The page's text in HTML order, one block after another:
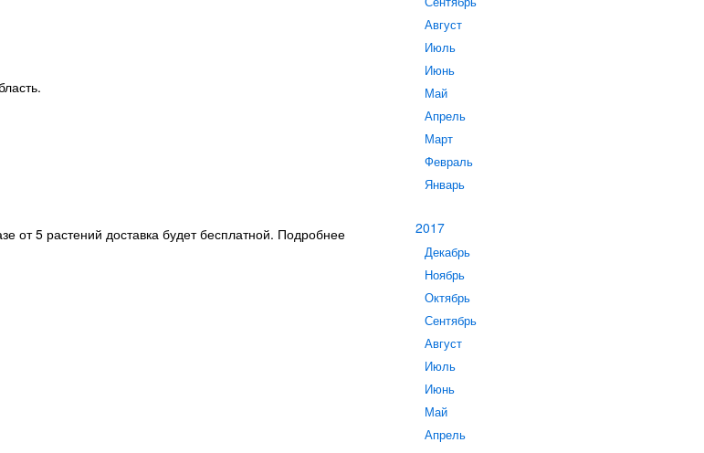
Август
Июль
Июнь
Май
Апрель
Март
Февраль
Январь
2017
Декабрь
Ноябрь
Октябрь
Сентябрь
Август
Июль
Июнь
Май
Апрель
от 5 растений доставка будет бесплатной. Подробнее